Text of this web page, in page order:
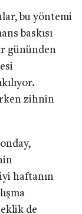
bu yöntemi
baskısı
gününden
zihnin
haftanın
de